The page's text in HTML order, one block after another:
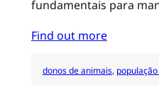
fundamentais para
Find out more
donos de animais,